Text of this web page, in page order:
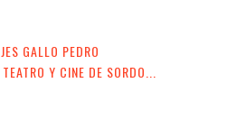
GALLO PEDRO
Y CINE DE SORDO...